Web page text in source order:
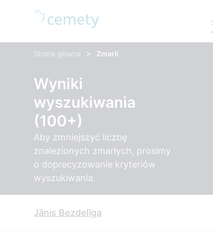
Strona główna > Zmarli
Wyniki
wyszukiwania
(100+)
Aby zmniejszyć liczbę
znalezionych zmarłych, prosimy
o doprecyzowanie kryteriów
wyszukiwania.
Jānis Bezdelīga